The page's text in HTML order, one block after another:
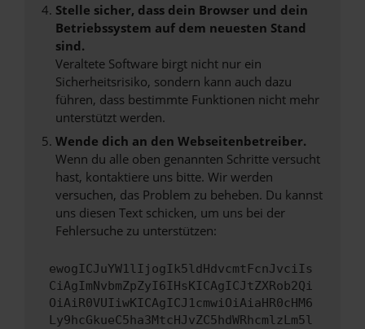
Stelle sicher, dass dein Browser und dein
Betriebssystem auf dem neuesten Stand
sind.
Veraltete Software birgt nicht nur ein
Sicherheitsrisiko, sondern kann auch dazu
führen, dass bestimmte Funktionen nicht mehr
unterstützt werden.
Wende dich an den Webseitenbetreiber.
Wenn du alle oben genannten Schritte versucht
hast, kontaktiere uns bitte. Wir werden
versuchen, das Problem zu beheben. Du kannst
uns diesen Text schicken, um uns bei der
Fehlersuche zu unterstützen:
ewogICJuYW1lIjogIk5ldHdvcmtFcnJvciIs
CiAgImNvbmZpZyI6IHsKICAgICJtZXRob2Qi
OiAiR0VUIiwKICAgICJ1cmwiOiAiaHR0cHM6
Ly9hcGkueC5ha3MtcHJvZC5hdWRhcmlzLm5l